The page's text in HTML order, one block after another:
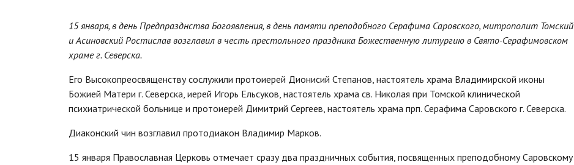
15 января, в день Предпразднства Богоявления, в день памяти преподобного Серафима Саровского, митрополит Томский
и Асиновский Ростислав возглавил в честь престольного праздника Божественную литургию в Свято-Серафимовском
храме г. Северска.
Его Высокопреосвященству сослужили протоиерей Дионисий Степанов, настоятель храма Владимирской иконы
Божией Матери г. Северска, иерей Игорь Ельсуков, настоятель храма св. Николая при Томской клинической
психиатрической больнице и протоиерей Димитрий Сергеев, настоятель храма прп. Серафима Саровского г. Северска.
Диаконский чин возглавил протодиакон Владимир Марков.
15 января Православная Церковь отмечает сразу два праздничных события, посвященных преподобному Саровскому